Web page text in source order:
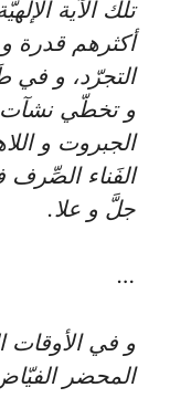
تلك الآية
أكثرهم قدرة
التجرّد، و في
و تخطّي نشآت
الجبروت و
الفَناء الصِّرف
جلَّ و علا.
…
و في الأوقات
المحضر